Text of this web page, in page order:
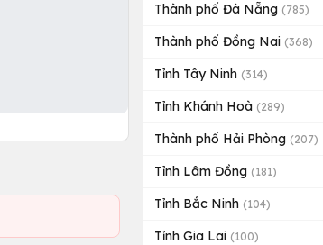
Thành phố Đà Nẵng (785)
Thành phố Đồng Nai (368)
Tỉnh Tây Ninh (314)
Tỉnh Khánh Hoà (289)
Thành phố Hải Phòng (207)
Tỉnh Lâm Đồng (181)
Tỉnh Bắc Ninh (104)
Tỉnh Gia Lai (100)